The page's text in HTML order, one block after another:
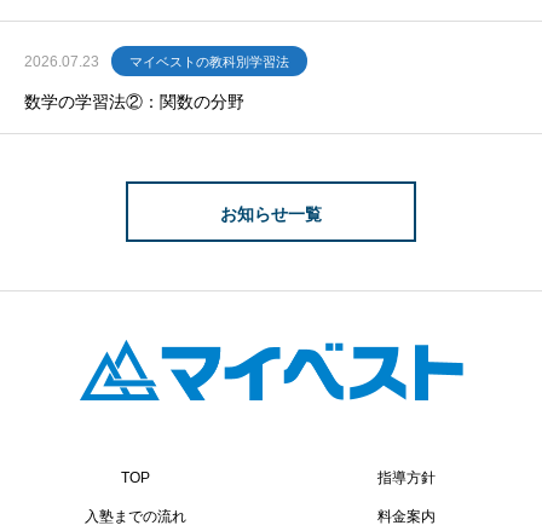
2026.07.23 マイベストの教科別学習法
数学の学習法②：関数の分野
お知らせ一覧
TOP 指導方針
入塾までの流れ 料金案内